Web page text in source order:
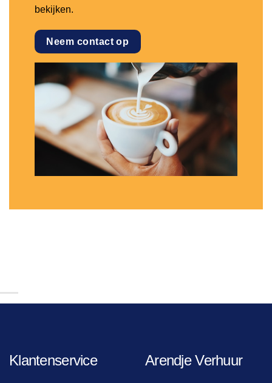
bekijken.
Neem contact op
Klantenservice Arendje Verhuur